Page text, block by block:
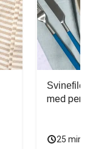
Svinefilet
med
25